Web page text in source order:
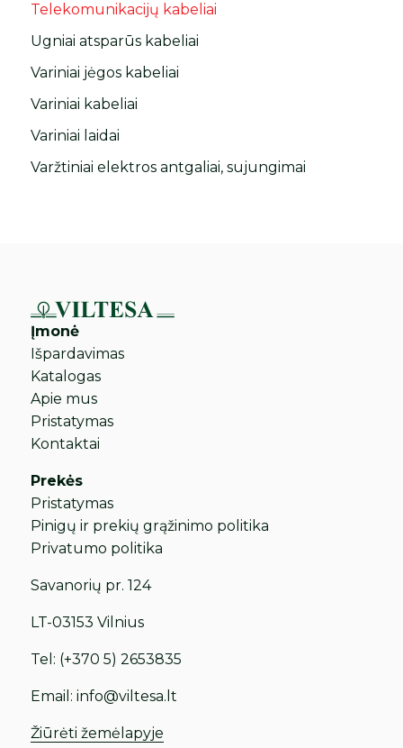
Telekomunikacijų kabeliai
Ugniai atsparūs kabeliai
Variniai jėgos kabeliai
Variniai kabeliai
Variniai laidai
Varžtiniai elektros antgaliai, sujungimai
Įmonė
Išpardavimas
Katalogas
Apie mus
Pristatymas
Kontaktai
Prekės
Pristatymas
Pinigų ir prekių grąžinimo politika
Privatumo politika
Savanorių pr. 124
LT-03153 Vilnius
Tel: (+370 5) 2653835
Email:info@viltesa.lt
Žiūrėti žemėlapyje